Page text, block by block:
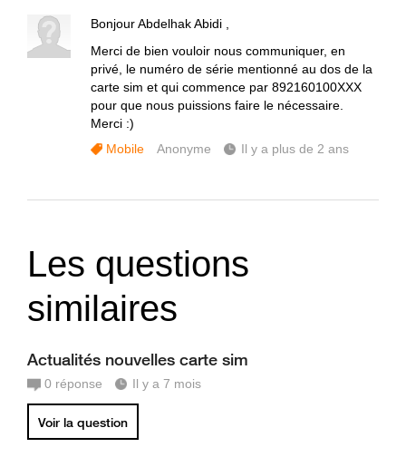
Bonjour Abdelhak Abidi ,
Merci de bien vouloir nous communiquer, en
privé, le numéro de série mentionné au dos de la
carte sim et qui commence par 892160100XXX
pour que nous puissions faire le nécessaire.
Merci :)
Mobile
Anonyme Il y a plus de 2 ans
Les questions
similaires
Actualités nouvelles carte sim
0 réponse Il y a 7 mois
Voir la question